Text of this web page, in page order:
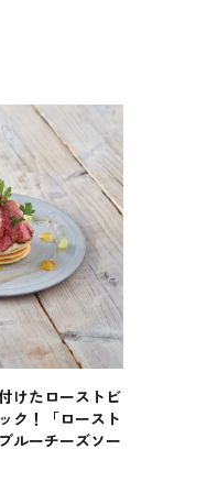
けたローストビ
ク！「ロースト
ルーチーズソー